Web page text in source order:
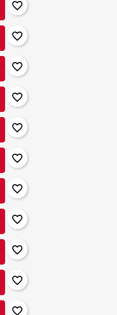
favorite_border
favorite_border
favorite_border
favorite_border
favorite_border
favorite_border
favorite_border
favorite_border
favorite_border
favorite_border
favorite_border